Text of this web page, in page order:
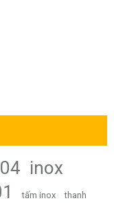
inox
tấm inox
thanh